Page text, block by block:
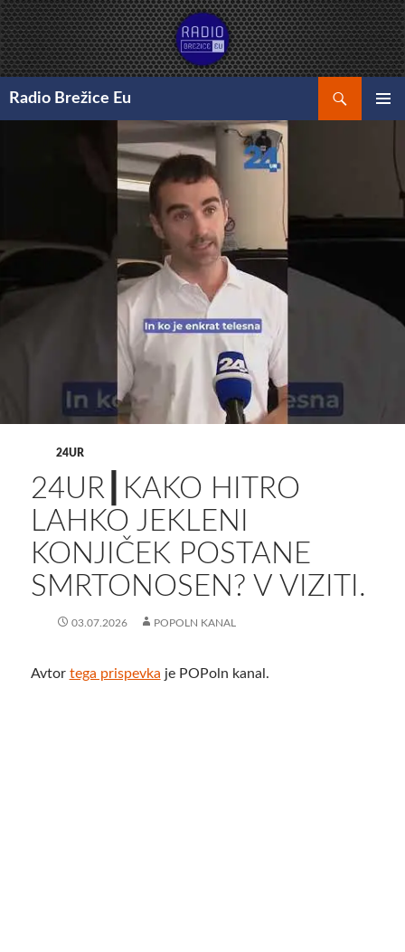
Preskoči
na
vsebino
Radio Brežice Eu
24UR
24UR┃KAKO HITRO
LAHKO JEKLENI
KONJIČEK POSTANE
SMRTONOSEN? V VIZITI.
03.07.2026 POPOLN KANAL
Avtor tega prispevka je POPoln kanal.